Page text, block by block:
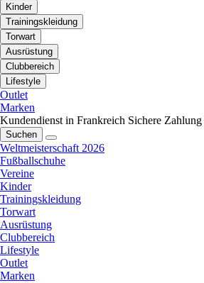
Kinder
Trainingskleidung
Torwart
Ausrüstung
Clubbereich
Lifestyle
Outlet
Marken
Kundendienst in Frankreich Sichere Zahlung
Suchen
Weltmeisterschaft 2026
Fußballschuhe
Vereine
Kinder
Trainingskleidung
Torwart
Ausrüstung
Clubbereich
Lifestyle
Outlet
Marken